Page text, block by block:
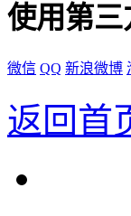
使用第
微信 QQ 新浪微博
返回首